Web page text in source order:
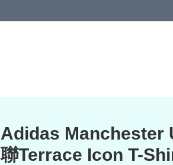
Adidas Manchester
聯Terrace Icon T-